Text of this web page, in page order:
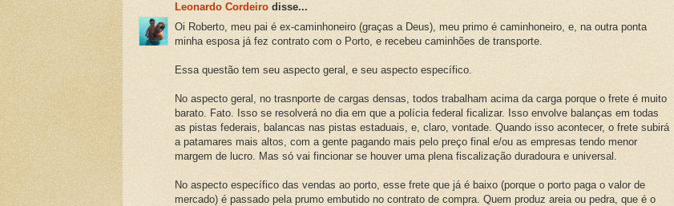
Leonardo Cordeiro disse...
Oi Roberto, meu pai é ex-caminhoneiro (graças a Deus), meu primo é caminhoneiro, e, na outra ponta
minha esposa já fez contrato com o Porto, e recebeu caminhões de transporte.
Essa questão tem seu aspecto geral, e seu aspecto específico.
No aspecto geral, no trasnporte de cargas densas, todos trabalham acima da carga porque o frete é muito
barato. Fato. Isso se resolverá no dia em que a polícia federal ficalizar. Isso envolve balanças em todas
as pistas federais, balancas nas pistas estaduais, e, claro, vontade. Quando isso acontecer, o frete subirá
a patamares mais altos, com a gente pagando mais pelo preço final e/ou as empresas tendo menor
margem de lucro. Mas só vai fincionar se houver uma plena fiscalização duradoura e universal.
No aspecto específico das vendas ao porto, esse frete que já é baixo (porque o porto paga o valor de
mercado) é passado pela prumo embutido no contrato de compra. Quem produz areia ou pedra, que é o